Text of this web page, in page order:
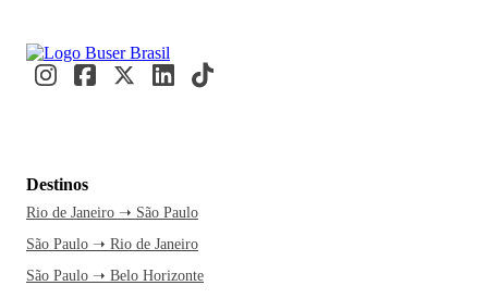
Destinos
Rio de Janeiro ➝ São Paulo
São Paulo ➝ Rio de Janeiro
São Paulo ➝ Belo Horizonte